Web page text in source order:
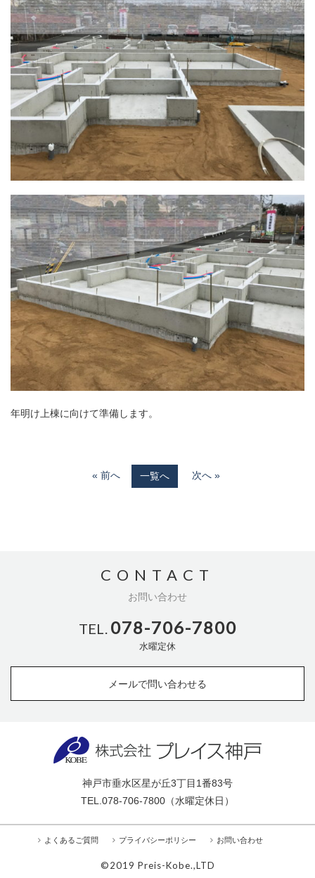
年明け上棟に向けて準備します。
« 前へ 一覧へ 次へ »
CONTACT
お問い合わせ
TEL. 078-706-7800
水曜定休
メールで問い合わせる
神戸市垂水区星が丘3丁目1番83号
TEL. 078-706-7800 （水曜定休日）
よくあるご質問 プライバシーポリシー お問い合わせ
©2019 Preis-Kobe.,LTD